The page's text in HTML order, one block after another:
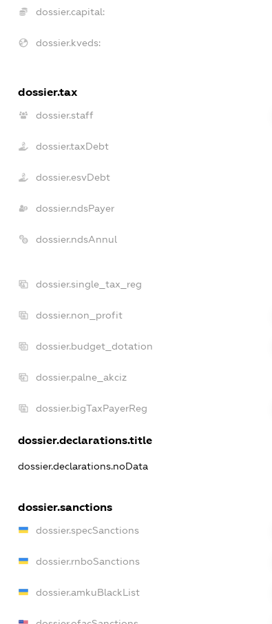
dossier.capital:
dossier.kveds:
dossier.tax
dossier.staff
dossier.taxDebt
dossier.esvDebt
dossier.ndsPayer
dossier.ndsAnnul
dossier.single_tax_reg
dossier.non_profit
dossier.budget_dotation
dossier.palne_akciz
dossier.bigTaxPayerReg
dossier.declarations.title
dossier.declarations.noData
dossier.sanctions
dossier.specSanctions
dossier.rnboSanctions
dossier.amkuBlackList